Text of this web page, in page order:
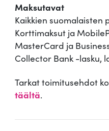
Maksutavat
Kaikkien suomalaisten
Korttimaksut ja
MasterCard ja
Collector Bank -lasku,
Tarkat toimitusehdot
täältä.